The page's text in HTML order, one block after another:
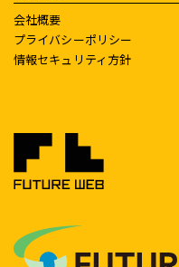
会社概要
プライバシーポリシー
情報セキュリティ方針